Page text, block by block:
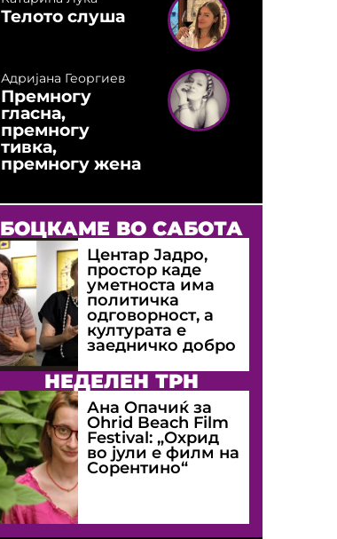
Телото слуша
Адријана Георгиев
Премногу
гласна,
премногу
тивка,
премногу жена
БОЦКАМЕ ВО САБОТА
Центар Јадро,
простор каде
уметноста има
политичка
одговорност, а
културата е
заедничко добро
НЕДЕЛЕН ТРН
Ана Опачиќ за
Оhrid Beach Film
Festival: „Охрид
во јули е филм на
Сорентино“